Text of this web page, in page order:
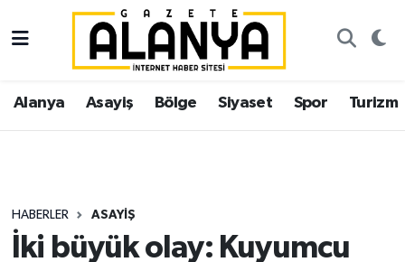
Alanya Asayiş Bölge Siyaset Spor Turizm
HABERLER ASAYIŞ
İki büyük olay: Kuyumcu
Alanya
Asayiş
Siyaset
Spor
İstanbul Nöbetçi Eczaneler
İstanbul Hava Durumu
Süper Lig Puan Durumu ve Fikstür
Tüm Manşetler